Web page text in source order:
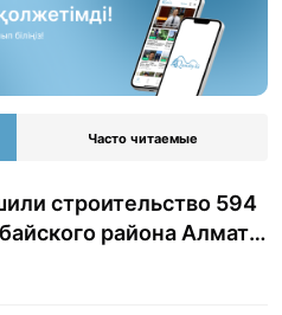
Часто читаемые
строительство 594
района Алматы
новый жилой